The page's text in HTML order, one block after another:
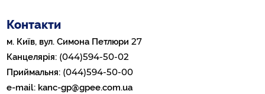
Контакти
м. Київ, вул. Симона Петлюри27
Канцелярія: (044)594-50-02
Приймальня: (044)594-50-00
e-mail: kanc-gp@gpee.com.ua